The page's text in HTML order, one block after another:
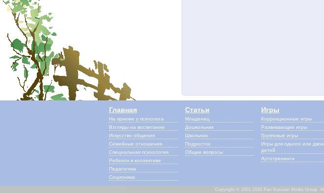
Главная
На приеме у психолога
Взгляды на воспитание
Искусство общения
Семейные отношения
Специальная психология
Ребенок в коллективе
Педагогика
Соционика
Статьи
Младенец
Дошкольник
Школьник
Подросток
Общие вопросы
Игры
Коррекционные игры
Развивающие игры
Групповые игры
Игры для одного или
детей
Аутотренинги
Copyright © 2001-2026 Pan Russian Media Group.